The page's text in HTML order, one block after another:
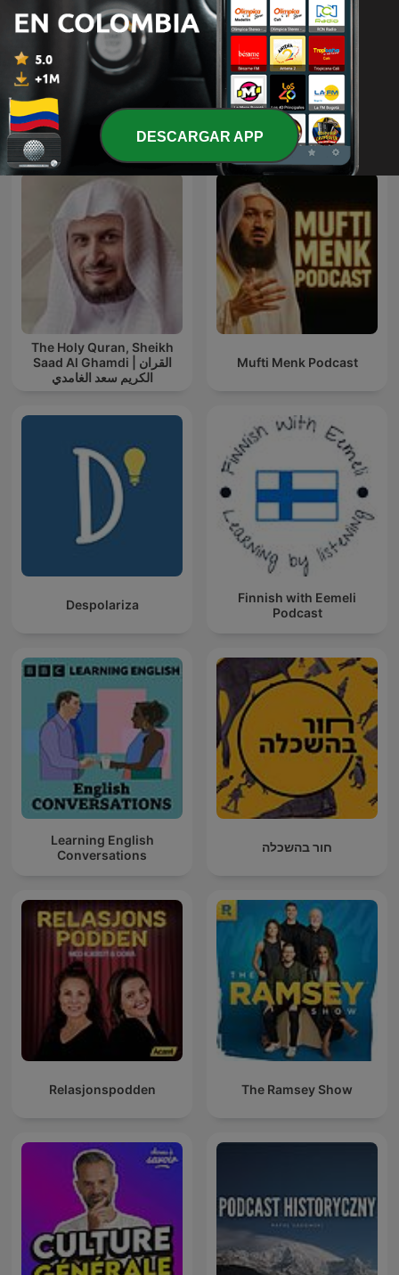
Listening Time: English
Practice
Música Zen para relajarse
y meditar || Conecta con
uno mismo
Más podcasts internacionales de
Educación
The Holy Quran, Sheikh
Saad Al Ghamdi | القران
الكريم سعد الغامدي
Mufti Menk Podcast
Despolariza
Finnish with Eemeli
Podcast
Learning English
Conversations
חור בהשכלה
Relasjonspodden The Ramsey Show
DESCARGAR APP